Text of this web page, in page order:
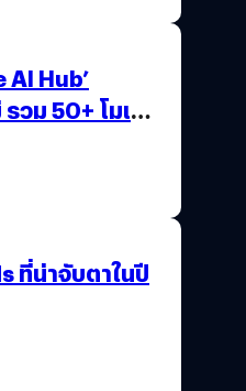
AI Hub’
ม 50+ โมเดล
ที่น่าจับตาในปี